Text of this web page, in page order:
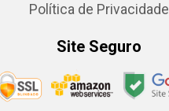
Política de Privacidade
Site Seguro